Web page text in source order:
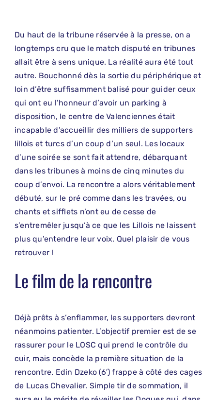
Du haut de la tribune réservée à la presse, on a
longtemps cru que le match disputé en tribunes
allait être à sens unique. La réalité aura été tout
autre. Bouchonné dès la sortie du périphérique et
loin d’être suffisamment balisé pour guider ceux
qui ont eu l’honneur d’avoir un parking à
disposition, le centre de Valenciennes était
incapable d’accueillir des milliers de supporters
lillois et turcs d’un coup d’un seul. Les locaux
d’une soirée se sont fait attendre, débarquant
dans les tribunes à moins de cinq minutes du
coup d’envoi. La rencontre a alors véritablement
débuté, sur le pré comme dans les travées, ou
chants et sifflets n’ont eu de cesse de
s’entremêler jusqu’à ce que les Lillois ne laissent
plus qu’entendre leur voix. Quel plaisir de vous
retrouver !
Le film de la rencontre
Déjà prêts à s’enflammer, les supporters devront
néanmoins patienter. L’objectif premier est de se
rassurer pour le LOSC qui prend le contrôle du
cuir, mais concède la première situation de la
rencontre. Edin Dzeko (6′) frappe à côté des cages
de Lucas Chevalier. Simple tir de sommation, il